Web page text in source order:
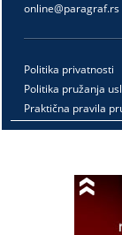
online@paragraf.rs
Politika privatnosti
Politika pružanja
Praktična pravila